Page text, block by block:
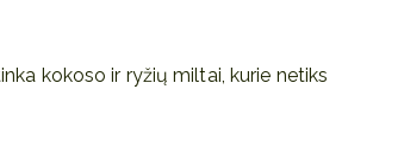
kokoso ir ryžių miltai, kurie netiks